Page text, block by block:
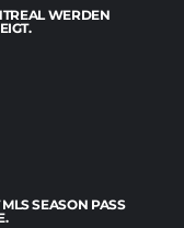
WERDEN
SEASON PASS